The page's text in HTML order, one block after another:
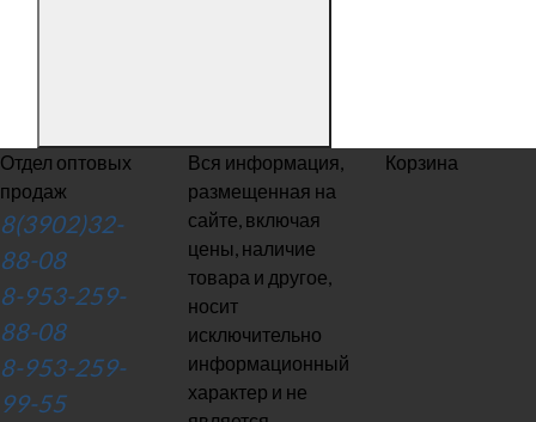
Отдел оптовых
продаж
8(3902)32-
88-08
8-953-259-
88-08
8-953-259-
99-55
Вся информация,
размещенная на
сайте, включая
цены, наличие
товара и другое,
носит
исключительно
информационный
характер и не
Корзина